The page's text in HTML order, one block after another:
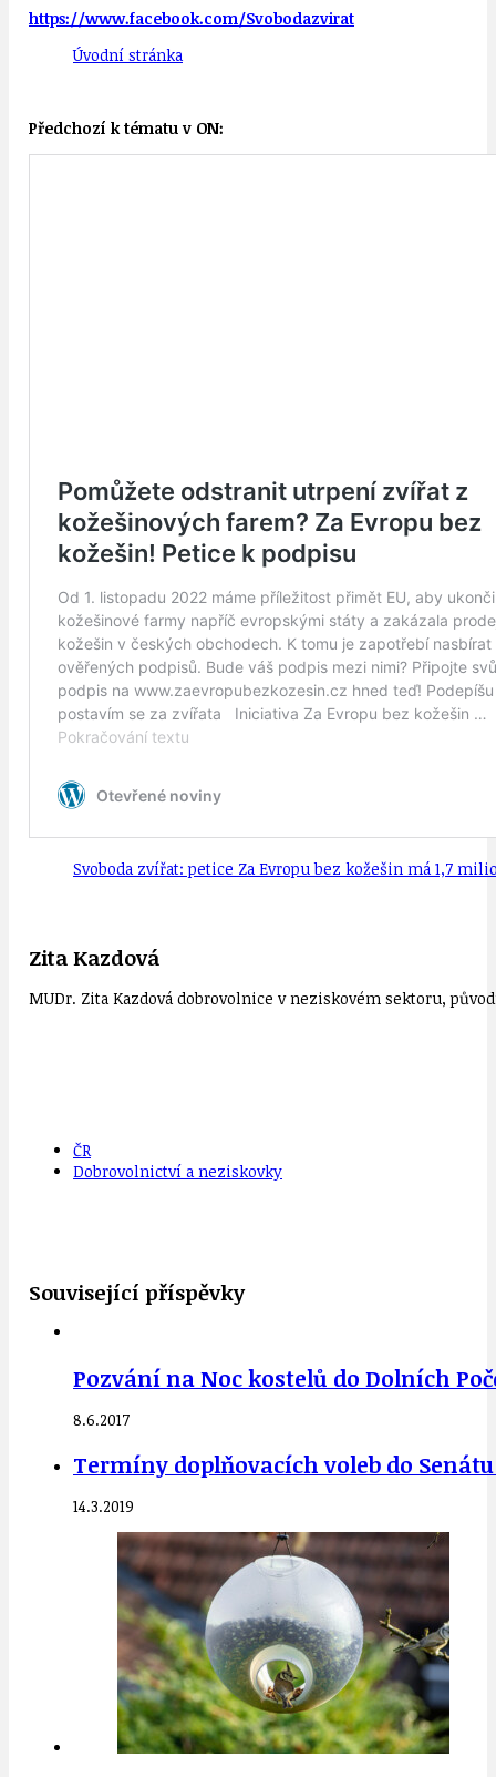
https://www.facebook.com/Svobodazvirat
Úvodní stránka
Předchozí k tématu v ON:
Svoboda zvířat: petice Za Evropu bez kožešin má 1,7
Zita Kazdová
MUDr. Zita Kazdová dobrovolnice v neziskovém sektoru,
ČR
Dobrovolnictví a neziskovky
Související příspěvky
Pozvání na Noc kostelů do Dolních
8.6.2017
Termíny doplňovacích voleb do Senátu
14.3.2019